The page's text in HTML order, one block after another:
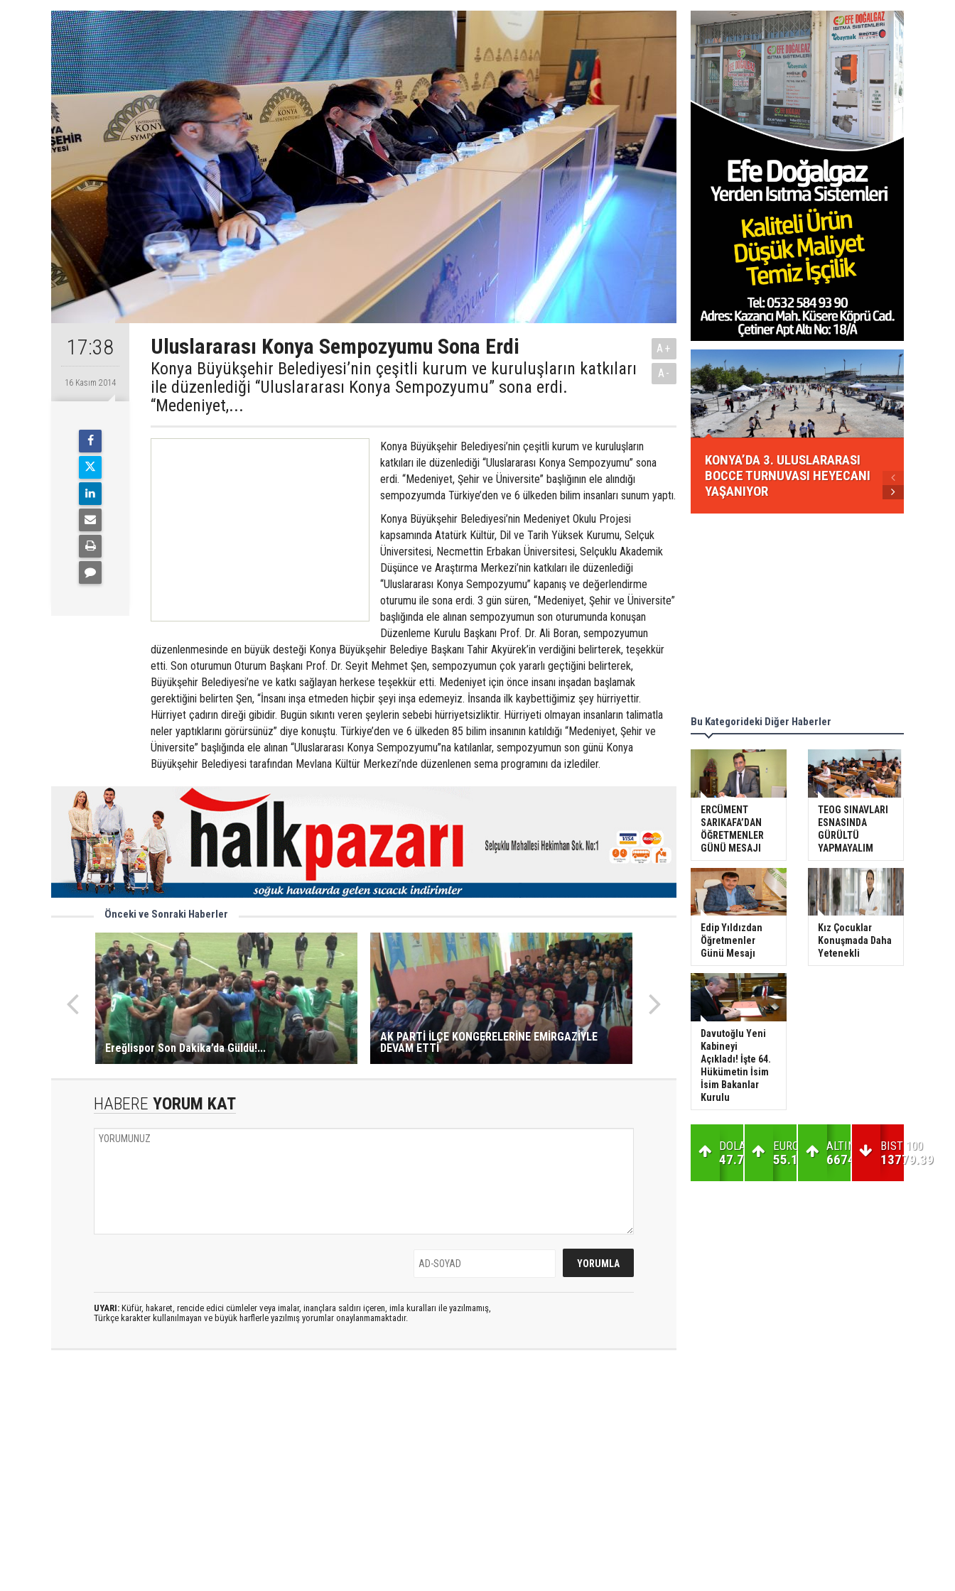
17:38
16 Kasım 2014
Uluslararası Konya Sempozyumu Sona Erdi
Konya Büyükşehir Belediyesi’nin çeşitli kurum ve kuruluşların katkıları
ile düzenlediği “Uluslararası Konya Sempozyumu” sona erdi.
“Medeniyet,...
A+
A-
Konya Büyükşehir Belediyesi’nin çeşitli kurum ve kuruluşların
katkıları ile düzenlediği “Uluslararası Konya Sempozyumu” sona
erdi. “Medeniyet, Şehir ve Üniversite” başlığının ele alındığı
sempozyumda Türkiye’den ve 6 ülkeden bilim insanları sunum yaptı.
Konya Büyükşehir Belediyesi’nin Medeniyet Okulu Projesi
kapsamında Atatürk Kültür, Dil ve Tarih Yüksek Kurumu, Selçuk
Üniversitesi, Necmettin Erbakan Üniversitesi, Selçuklu Akademik
Düşünce ve Araştırma Merkezi’nin katkıları ile düzenlediği
“Uluslararası Konya Sempozyumu” kapanış ve değerlendirme
oturumu ile sona erdi. 3 gün süren, “Medeniyet, Şehir ve Üniversite”
başlığında ele alınan sempozyumun son oturumunda konuşan
Düzenleme Kurulu Başkanı Prof. Dr. Ali Boran, sempozyumun
düzenlenmesinde en büyük desteği Konya Büyükşehir Belediye Başkanı Tahir Akyürek’in verdiğini belirterek, teşekkür
etti. Son oturumun Oturum Başkanı Prof. Dr. Seyit Mehmet Şen, sempozyumun çok yararlı geçtiğini belirterek,
Büyükşehir Belediyesi’ne ve katkı sağlayan herkese teşekkür etti. Medeniyet için önce insanı inşadan başlamak
gerektiğini belirten Şen, “İnsanı inşa etmeden hiçbir şeyi inşa edemeyiz. İnsanda ilk kaybettiğimiz şey hürriyettir.
Hürriyet çadırın direği gibidir. Bugün sıkıntı veren şeylerin sebebi hürriyetsizliktir. Hürriyeti olmayan insanların talimatla
neler yaptıklarını görürsünüz” diye konuştu. Türkiye’den ve 6 ülkeden 85 bilim insanının katıldığı “Medeniyet, Şehir ve
Üniversite” başlığında ele alınan “Uluslararası Konya Sempozyumu”na katılanlar, sempozyumun son günü Konya
Büyükşehir Belediyesi tarafından Mevlana Kültür Merkezi’nde düzenlenen sema programını da izlediler.
Önceki ve Sonraki Haberler
Ereğlispor Son Dakika’da Güldü!...
AK PARTİ İLÇE KONGERELERİNE EMİRGAZİYLE
DEVAM ETTİ
HABERE YORUM KAT
UYARI: Küfür, hakaret, rencide edici cümleler veya imalar, inançlara saldırı içeren, imla kuralları ile yazılmamış,
Türkçe karakter kullanılmayan ve büyük harflerle yazılmış yorumlar onaylanmamaktadır.
KONYA’DA 3. ULUSLARARASI
BOCCE TURNUVASI HEYECANI
YAŞANIYOR
Bu Kategorideki Diğer Haberler
ERCÜMENT
SARIKAFA’DAN
ÖĞRETMENLER
GÜNÜ MESAJI
TEOG SINAVLARI
ESNASINDA
GÜRÜLTÜ
YAPMAYALIM
Edip Yıldızdan
Öğretmenler
Günü Mesajı
Kız Çocuklar
Konuşmada Daha
Yetenekli
Davutoğlu Yeni
Kabineyi
Açıkladı! İşte 64.
Hükümetin İsim
İsim Bakanlar
Kurulu
DOLAR
47.7
EURO
55.17
ALTIN
6674.22
BIST 100
13779.39